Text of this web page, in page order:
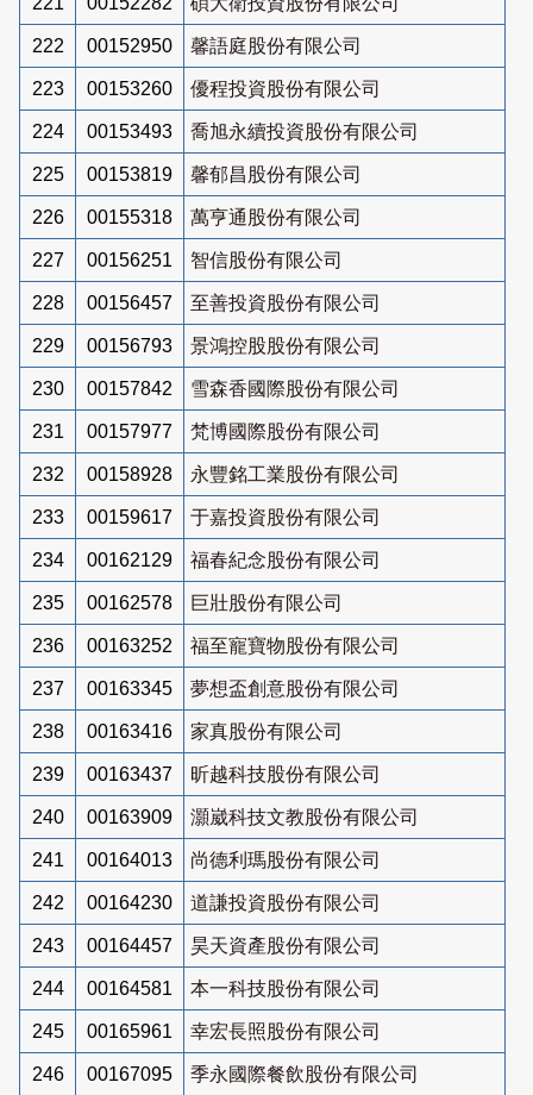
222 00152950 馨語庭股份有限公司
223 00153260 優程投資股份有限公司
224 00153493 喬旭永續投資股份有限公司
225 00153819 馨郁昌股份有限公司
226 00155318 萬亨通股份有限公司
227 00156251 智信股份有限公司
228 00156457 至善投資股份有限公司
229 00156793 景鴻控股股份有限公司
230 00157842 雪森香國際股份有限公司
231 00157977 梵博國際股份有限公司
232 00158928 永豐銘工業股份有限公司
233 00159617 于嘉投資股份有限公司
234 00162129 福春紀念股份有限公司
235 00162578 巨壯股份有限公司
236 00163252 福至寵寶物股份有限公司
237 00163345 夢想盃創意股份有限公司
238 00163416 家真股份有限公司
239 00163437 昕越科技股份有限公司
240 00163909 灝崴科技文教股份有限公司
241 00164013 尚德利瑪股份有限公司
242 00164230 道謙投資股份有限公司
243 00164457 昊天資產股份有限公司
244 00164581 本一科技股份有限公司
245 00165961 幸宏長照股份有限公司
246 00167095 季永國際餐飲股份有限公司